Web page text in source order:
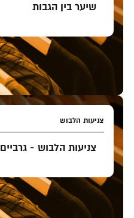
שיער בין הגבות
צניעות הלבוש
צניעות הלבוש - גרביים